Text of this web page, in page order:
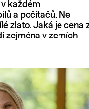
v každém
a počítačů. Ne
zlato. Jaká je cena
zejména v zemích